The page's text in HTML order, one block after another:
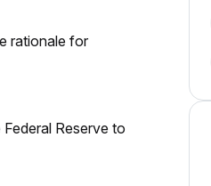
rationale for
Reserve to